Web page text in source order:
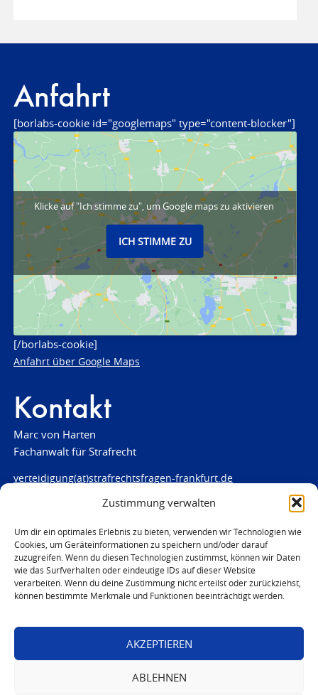
Zustimmung verwalten
Um dir ein optimales Erlebnis zu bieten, verwenden wir Technologien wie
Cookies, um Geräteinformationen zu speichern und/oder darauf
zuzugreifen. Wenn du diesen Technologien zustimmst, können wir Daten
wie das Surfverhalten oder eindeutige IDs auf dieser Website
verarbeiten. Wenn du deine Zustimmung nicht erteilst oder zurückziehst,
können bestimmte Merkmale und Funktionen beeinträchtigt werden.
AKZEPTIEREN
ABLEHNEN
Anfahrt
[borlabs-cookie id="googlemaps" type="content-blocker"]
Klicke auf "Ich stimme zu", um Google maps zu aktivieren
ICH STIMME ZU
[/borlabs-cookie]
Anfahrt über Google Maps
Kontakt
Marc von Harten
Fachanwalt für Strafrecht
verteidigung(at)strafrechtsfragen-frankfurt.de
www.strafrechtsfragen-frankfurt.de
Louisenstraße 84
61348 Bad Homburg
Telefon:06172 - 66 28 00
Telefax: 06172 - 66 28 01
0171 - 691 67 67